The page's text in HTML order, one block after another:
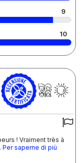
9
10
! Vraiment très à
Per saperne di più